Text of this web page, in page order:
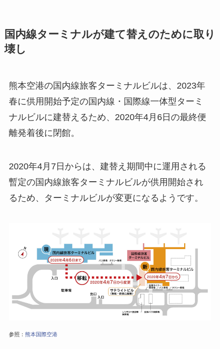
国内線ターミナルが建て替えのために取り
壊し
熊本空港の国内線旅客ターミナルビルは、2023年
春に供用開始予定の国内線・国際線一体型ターミ
ナルビルに建替えるため、2020年4月6日の最終便
離発着後に閉館。
2020年4月7日からは、建替え期間中に運用される
暫定の国内線旅客ターミナルビルが供用開始され
るため、ターミナルビルが変更になるようです。
参照： 熊本国際空港